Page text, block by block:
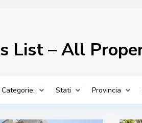
List – All
Categorie: Stati Provincia